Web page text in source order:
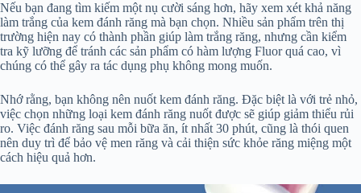
Nếu bạn đang tìm kiếm một nụ cười sáng hơn, hãy xem xét khả năng
làm trắng của kem đánh răng mà bạn chọn. Nhiều sản phẩm trên thị
trường hiện nay có thành phần giúp làm trắng răng, nhưng cần kiểm
tra kỹ lưỡng để tránh các sản phẩm có hàm lượng Fluor quá cao, vì
chúng có thể gây ra tác dụng phụ không mong muốn.
Nhớ rằng, bạn không nên nuốt kem đánh răng. Đặc biệt là với trẻ nhỏ,
việc chọn những loại kem đánh răng nuốt được sẽ giúp giảm thiểu rủi
ro. Việc đánh răng sau mỗi bữa ăn, ít nhất 30 phút, cũng là thói quen
nên duy trì để bảo vệ men răng và cải thiện sức khỏe răng miệng một
cách hiệu quả hơn.